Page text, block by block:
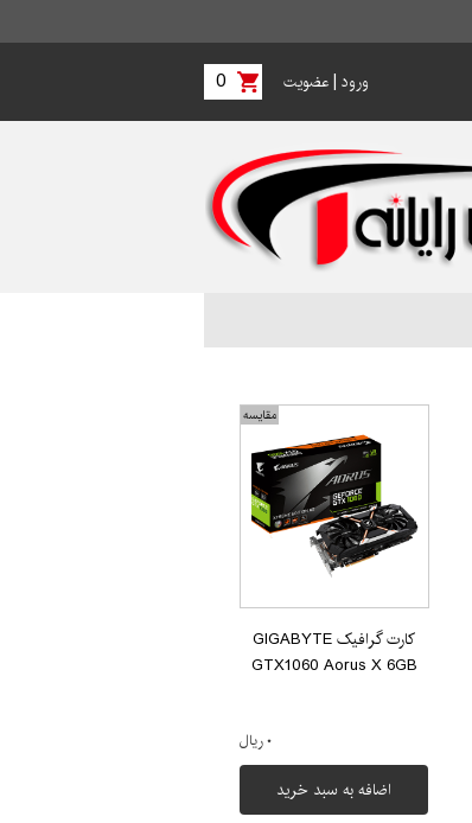
0 ورود |عضویت
مقایسه
کارت گرافیک GIGABYTE
GTX1060 Aorus X 6GB
۰ ریال
اضافه به سبد خرید